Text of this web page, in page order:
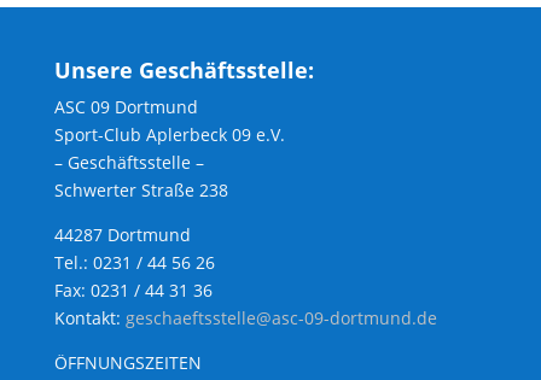
Unsere Geschäftsstelle:
ASC 09 Dortmund
Sport-Club Aplerbeck 09 e.V.
– Geschäftsstelle –
Schwerter Straße 238
44287 Dortmund
Tel.: 0231 / 44 56 26
Fax: 0231 / 44 31 36
Kontakt: geschaeftsstelle@asc-09-dortmund.de
ÖFFNUNGSZEITEN